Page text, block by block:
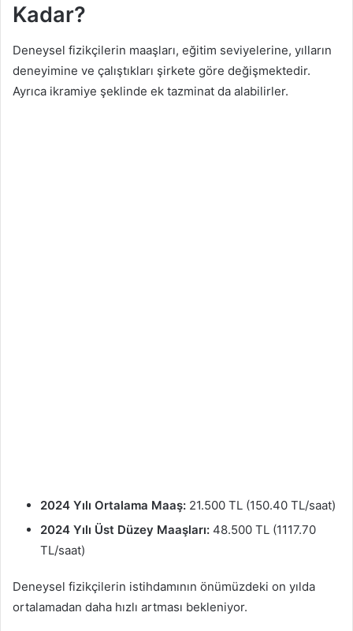
Kadar?
Deneysel fizikçilerin maaşları, eğitim seviyelerine, yılların
deneyimine ve çalıştıkları şirkete göre değişmektedir.
Ayrıca ikramiye şeklinde ek tazminat da alabilirler.
2024 Yılı Ortalama Maaş: 21.500 TL (150.40 TL/saat)
2024 Yılı Üst Düzey Maaşları: 48.500 TL (1117.70
TL/saat)
Deneysel fizikçilerin istihdamının önümüzdeki on yılda
ortalamadan daha hızlı artması bekleniyor.